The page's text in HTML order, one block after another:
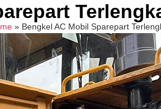
» Bengkel AC Mobil Sparepart